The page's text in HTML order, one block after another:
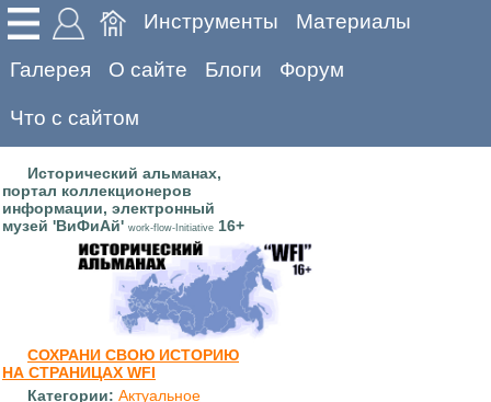
Инструменты Материалы
Галерея О сайте Блоги Форум
Что с сайтом
Исторический альманах,
портал коллекционеров
информации, электронный
музей 'ВиФиАй' work-flow-Initiative 16+
СОХРАНИ СВОЮ ИСТОРИЮ
НА СТРАНИЦАХ WFI
Категории: Актуальное